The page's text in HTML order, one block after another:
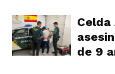
Celda
de 9